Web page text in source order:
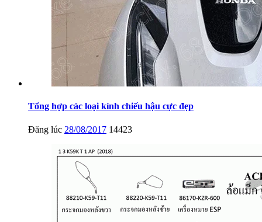
Tổng hợp các loại kính chiếu hậu cực đẹp
Đăng lúc 28/08/2017 14423